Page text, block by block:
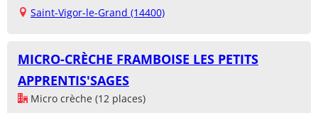
Saint-Vigor-le-Grand (14400)
MICRO-CRÈCHE FRAMBOISE LES PETITS
APPRENTIS'SAGES
Micro crèche (12 places)